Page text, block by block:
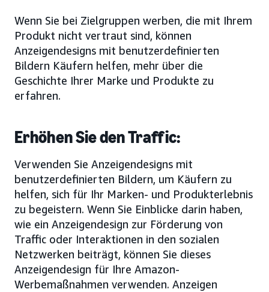
Wenn Sie bei Zielgruppen werben, die mit Ihrem
Produkt nicht vertraut sind, können
Anzeigendesigns mit benutzerdefinierten
Bildern Käufern helfen, mehr über die
Geschichte Ihrer Marke und Produkte zu
erfahren.
Erhöhen Sie den Traffic:
Verwenden Sie Anzeigendesigns mit
benutzerdefinierten Bildern, um Käufern zu
helfen, sich für Ihr Marken- und Produkterlebnis
zu begeistern. Wenn Sie Einblicke darin haben,
wie ein Anzeigendesign zur Förderung von
Traffic oder Interaktionen in den sozialen
Netzwerken beiträgt, können Sie dieses
Anzeigendesign für Ihre Amazon-
Werbemaßnahmen verwenden. Anzeigen